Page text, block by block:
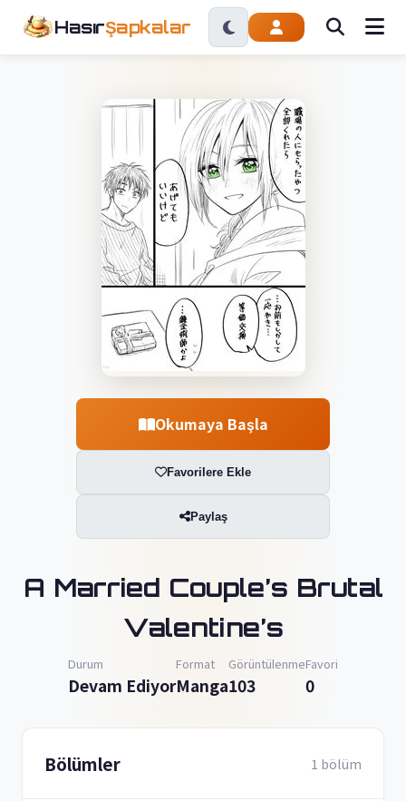
HasırŞapkalar
Okumaya Başla
Favorilere Ekle
Paylaş
A Married Couple’s Brutal
Valentine’s
Durum
Devam Ediyor
Format
Manga
Görüntülenme
103
Favori
0
Bölümler 1 bölüm